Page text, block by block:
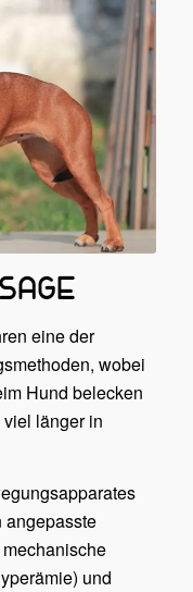
eine der
wobei
Hund belecken
länger in
angepasste
und